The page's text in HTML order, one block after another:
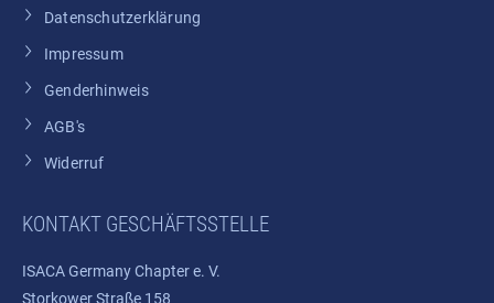
Datenschutzerklärung
Impressum
Genderhinweis
AGB's
Widerruf
KONTAKT GESCHÄFTSSTELLE
ISACA Germany Chapter e. V.
Storkower Straße 158